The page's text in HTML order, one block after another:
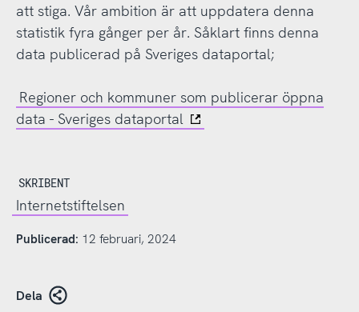
att stiga. Vår ambition är att uppdatera denna
statistik fyra gånger per år. Såklart finns denna
data publicerad på Sveriges dataportal;
Regioner och kommuner som publicerar öppna
data - Sveriges dataportal
SKRIBENT
Internetstiftelsen
Publicerad: 12 februari, 2024
Dela